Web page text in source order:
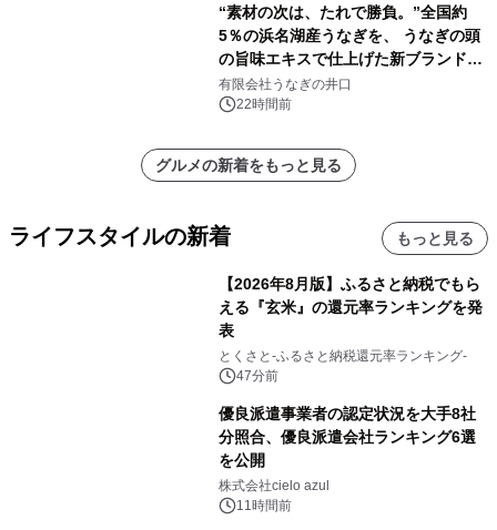
“素材の次は、たれで勝負。”全国約
5％の浜名湖産うなぎを、 うなぎの頭
の旨味エキスで仕上げた新ブランド
「井口の誉」誕生
有限会社うなぎの井口
22時間前
グルメの新着をもっと見る
ライフスタイルの新着 もっと見る
【2026年8月版】ふるさと納税でもら
える『玄米』の還元率ランキングを発
表
とくさと-ふるさと納税還元率ランキング-
47分前
優良派遣事業者の認定状況を大手8社
分照合、優良派遣会社ランキング6選
を公開
株式会社cielo azul
11時間前